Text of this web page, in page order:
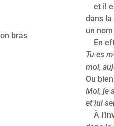
bras
et il
dans
un
En
Tu es
moi,
Ou
Moi, je
et lui
À